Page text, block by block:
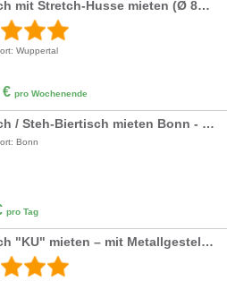
Stehtisch mit Stretch-Husse mieten (Ø 80 cm) – Weiß, Schwarz oder Rot inkl. Reinigung
Wuppertal
€ pro Wochenende
Stehtisch / Steh-Biertisch mieten Bonn - Köln
Bonn
pro Tag
Stehtisch "KU" mieten – mit Metallgestell – Weiß oder Holzbohlen-Optik